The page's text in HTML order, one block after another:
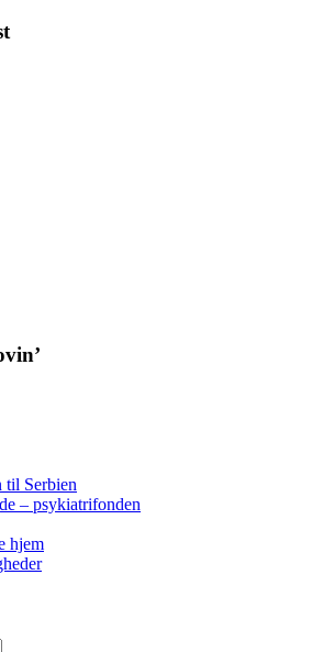
til Serbien
– psykiatrifonden
hjem